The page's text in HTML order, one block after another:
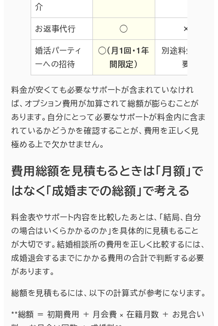
介
お返事代行 ◯
✕
婚活パーティ
ーへの招待
◯（月1回・1年
間限定）
別途料金が必
要
料金が安くても必要なサポートが含まれていなけれ
ば、オプション費用が加算されて総額が膨らむことが
あります。自分にとって必要なサポートが料金内に含ま
れているかどうかを確認することが、費用を正しく見
極める上で欠かせません。
費用総額を見積もるときは「月額」で
はなく「成婚までの総額」で考える
料金表やサポート内容を比較したあとは、「結局、自分
の場合はいくらかかるのか」を具体的に見積もること
が大切です。結婚相談所の費用を正しく比較するには、
成婚退会するまでにかかる費用の合計で判断する必要
があります。
総額を見積もるには、以下の計算式が参考になります。
**総額 ＝ 初期費用 ＋ 月会費 × 在籍月数 ＋ お見合い